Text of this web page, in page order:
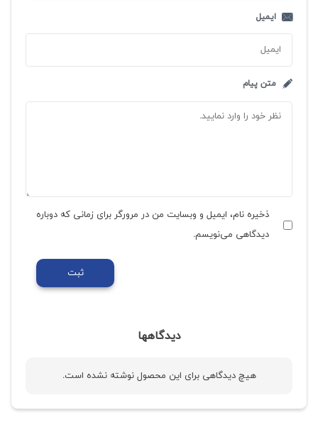
متن پیام
ایمیل
ذخیره نام، ایمیل و وبسایت من در مرورگر برای زمانی که دوباره
دیدگاهی می‌نویسم.
دیدگاهها
هیچ دیدگاهی برای این محصول نوشته نشده است.